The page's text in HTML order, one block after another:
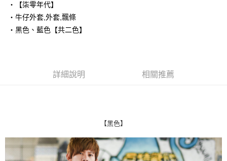
悠遊付
Google Pay
AFTEE先享後付是「在收到商品之後才付款」的支付方式。 讓您購物簡單
１．於結帳方式選擇「AFTEE先享後付」後，將跳轉至「AFTEE先享後付」
結帳頁面，進行簡訊認證並確認金額後，即可完成結帳。
２．訂單成立數日內，您將收到繳費通知簡訊。
先付款後全家取貨
‧【柒零年代】
‧牛仔外套,外套,飄條
‧黑色、藍色【共二色】
詳細說明 相關推薦
【黑色】